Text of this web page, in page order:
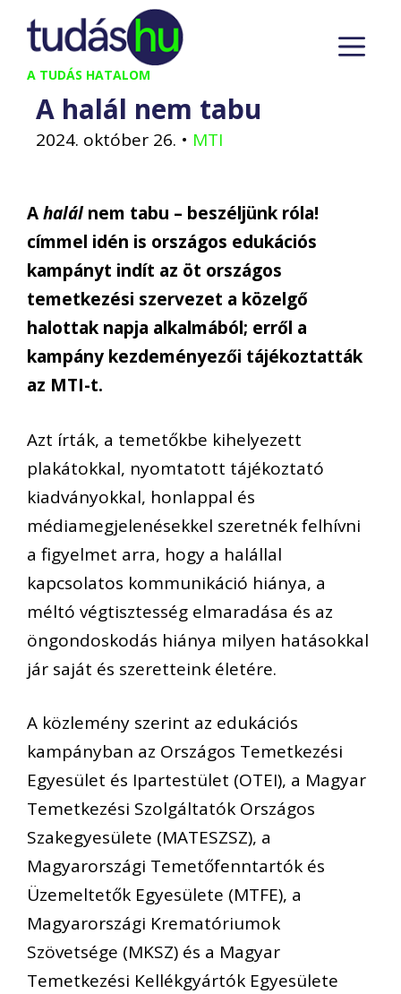
Kilépés
tartalomba
A TUDÁS HATALOM
A halál nem tabu
2024. október 26. • MTI
Ahalálnem tabu – beszéljünk róla!
címmel idén is országos edukációs
kampányt indít az öt országos
temetkezési szervezet a közelgő
halottak napja alkalmából; erről a
kampány kezdeményezői tájékoztatták
az MTI-t.
Azt írták, a temetőkbe kihelyezett
plakátokkal, nyomtatott tájékoztató
kiadványokkal, honlappal és
médiamegjelenésekkel szeretnék felhívni
a figyelmet arra, hogy a halállal
kapcsolatos kommunikáció hiánya, a
méltó végtisztesség elmaradása és az
öngondoskodás hiánya milyen hatásokkal
jár saját és szeretteink életére.
A közlemény szerint az edukációs
kampányban az Országos Temetkezési
Egyesület és Ipartestület (OTEI), a Magyar
Temetkezési Szolgáltatók Országos
Szakegyesülete (MATESZSZ), a
Magyarországi Temetőfenntartók és
Üzemeltetők Egyesülete (MTFE), a
Magyarországi Krematóriumok
Szövetsége (MKSZ) és a Magyar
Temetkezési Kellékgyártók Egyesülete